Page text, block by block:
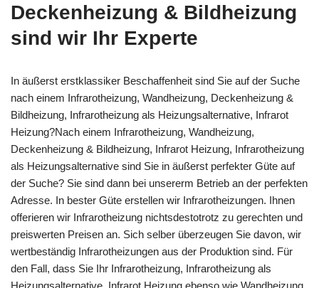
Deckenheizung & Bildheizung
sind wir Ihr Experte
In äußerst erstklassiker Beschaffenheit sind Sie auf der Suche
nach einem Infrarotheizung, Wandheizung, Deckenheizung &
Bildheizung, Infrarotheizung als Heizungsalternative, Infrarot
Heizung?Nach einem Infrarotheizung, Wandheizung,
Deckenheizung & Bildheizung, Infrarot Heizung, Infrarotheizung
als Heizungsalternative sind Sie in äußerst perfekter Güte auf
der Suche? Sie sind dann bei unsererm Betrieb an der perfekten
Adresse. In bester Güte erstellen wir Infrarotheizungen. Ihnen
offerieren wir Infrarotheizung nichtsdestotrotz zu gerechten und
preiswerten Preisen an. Sich selber überzeugen Sie davon, wir
wertbeständig Infrarotheizungen aus der Produktion sind. Für
den Fall, dass Sie Ihr Infrarotheizung, Infrarotheizung als
Heizungsalternative, Infrarot Heizung ebenso wie Wandheizung,